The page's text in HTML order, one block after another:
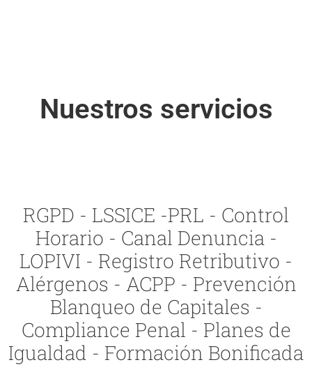
Nuestros servicios
RGPD - LSSICE -PRL - Control
Horario - Canal Denuncia -
LOPIVI - Registro Retributivo -
Alérgenos - ACPP - Prevención
Blanqueo de Capitales -
Compliance Penal - Planes de
Igualdad - Formación Bonificada